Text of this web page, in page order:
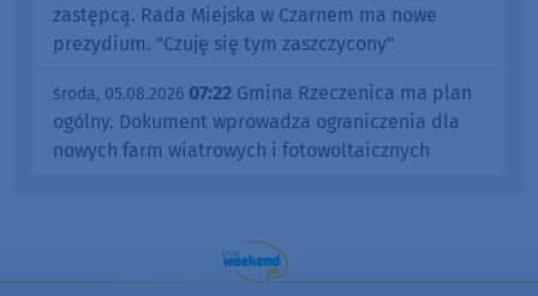
zastępcą. Rada Miejska w Czarnem ma nowe
prezydium. "Czuję się tym zaszczycony"
środa, 05.08.2026 07:22 Gmina Rzeczenica ma plan
ogólny. Dokument wprowadza ograniczenia dla
nowych farm wiatrowych i fotowoltaicznych